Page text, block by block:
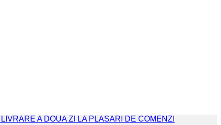
A DOUA ZI LA PLASARI DE COMENZI